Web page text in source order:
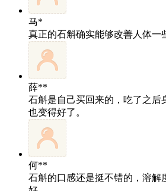
马*
真正的石斛确实能够改善人体一
薛**
石斛是自己买回来的，吃了之后
也变得好了。
何**
石斛的口感还是挺不错的，溶解